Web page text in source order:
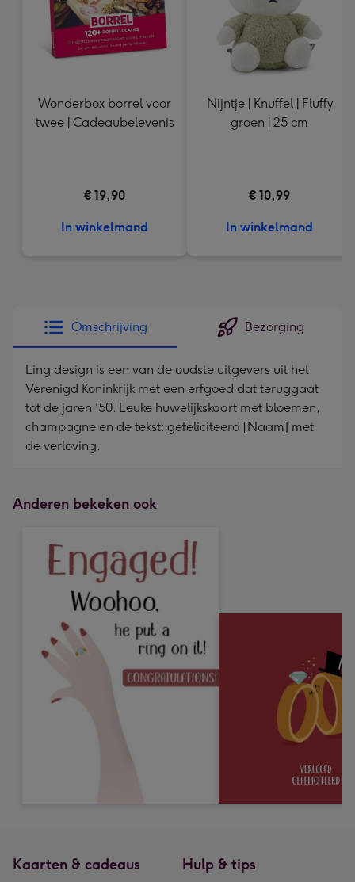
Wonderbox borrel voor
twee | Cadeaubelevenis
€ 19,90
In winkelmand
Nijntje | Knuffel | Fluffy
groen | 25 cm
€ 10,99
In winkelmand
Omschrijving Bezorging
Ling design is een van de oudste uitgevers uit het
Verenigd Koninkrijk met een erfgoed dat teruggaat
tot de jaren '50. Leuke huwelijkskaart met bloemen,
champagne en de tekst: gefeliciteerd [Naam] met
de verloving.
Anderen bekeken ook
Kaarten & cadeaus Hulp & tips